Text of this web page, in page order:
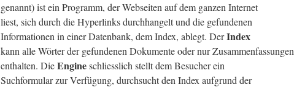
genannt) ist ein Programm, der Webseiten auf dem ganzen Internet
liest, sich durch die Hyperlinks durchhangelt und die gefundenen
Informationen in einer Datenbank, dem Index, ablegt. DerIndex
kann alle Wörter der gefundenen Dokumente oder nur Zusammenfassungen
enthalten. DieEngineschliesslich stellt dem Besucher ein
Suchformular zur Verfügung, durchsucht den Index aufgrund der